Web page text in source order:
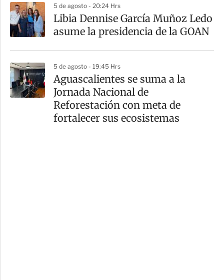
5 de agosto - 20:24 Hrs
Libia Dennise García Muñoz Ledo
asume la presidencia de la GOAN
5 de agosto - 19:45 Hrs
Aguascalientes se suma a la
Jornada Nacional de
Reforestación con meta de
fortalecer sus ecosistemas